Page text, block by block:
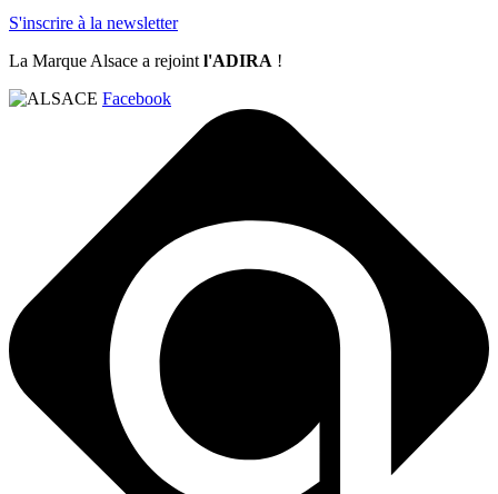
S'inscrire à la newsletter
La Marque Alsace a rejoint l'ADIRA !
Facebook